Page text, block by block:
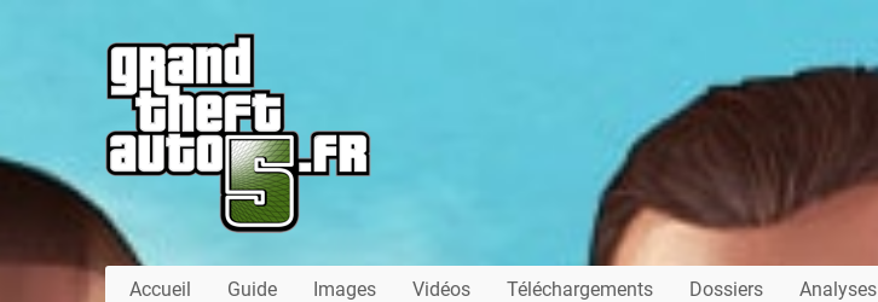
Accueil Guide Images Vidéos Téléchargements Dossiers Analyses